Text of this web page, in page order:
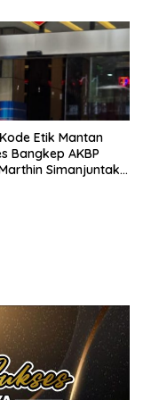
Etik Mantan
Bangkep AKBP
Simanjuntak,